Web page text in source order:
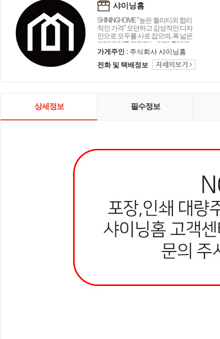
샤이닝홈
SHININGHOME "높은 퀄리티외 합리
적인 가격" 모던하고 감성적인 디자
인으로 모두를 사로 잡으며, 폭 넓은
카테고리를 자랑하는 리빙 홈데코
인테리어 샤이닝홈입니다.
가게주인 : 주식회사 샤이닝홈
전화 및 택배정보
상세정보 필수정보